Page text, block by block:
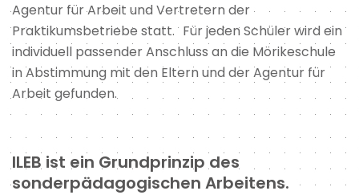
Agentur für Arbeit und Vertretern der
Praktikumsbetriebe statt. Für jeden Schüler wird ein
individuell passender Anschluss an die Mörikeschule
in Abstimmung mit den Eltern und der Agentur für
Arbeit gefunden.
ILEB ist ein Grundprinzip des
sonderpädagogischen Arbeitens.